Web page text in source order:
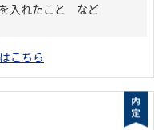
入れたこと など
こちら